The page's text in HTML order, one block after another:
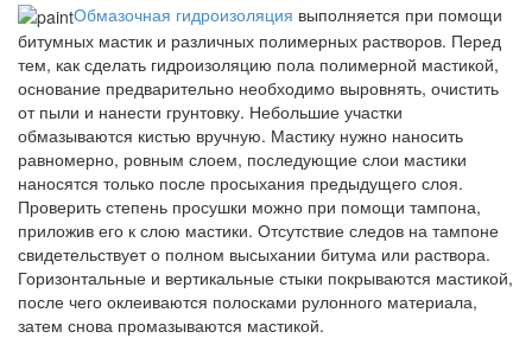
Обмазочная гидроизоляция выполняется при помощи
битумных мастик и различных полимерных растворов. Перед
тем, как сделать гидроизоляцию пола полимерной мастикой,
основание предварительно необходимо выровнять, очистить
от пыли и нанести грунтовку. Небольшие участки
обмазываются кистью вручную. Мастику нужно наносить
равномерно, ровным слоем, последующие слои мастики
наносятся только после просыхания предыдущего слоя.
Проверить степень просушки можно при помощи тампона,
приложив его к слою мастики. Отсутствие следов на тампоне
свидетельствует о полном высыхании битума или раствора.
Горизонтальные и вертикальные стыки покрываются мастикой,
после чего оклеиваются полосками рулонного материала,
затем снова промазываются мастикой.